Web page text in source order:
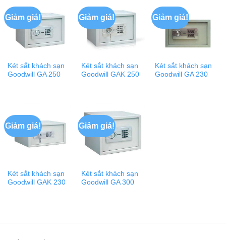
Giảm giá!
Két sắt khách sạn
Goodwill GA 250
Giảm giá!
Két sắt khách sạn
Goodwill GAK 250
Giảm giá!
Két sắt khách sạn
Goodwill GA 230
Giảm giá!
Két sắt khách sạn
Goodwill GAK 230
Giảm giá!
Két sắt khách sạn
Goodwill GA 300